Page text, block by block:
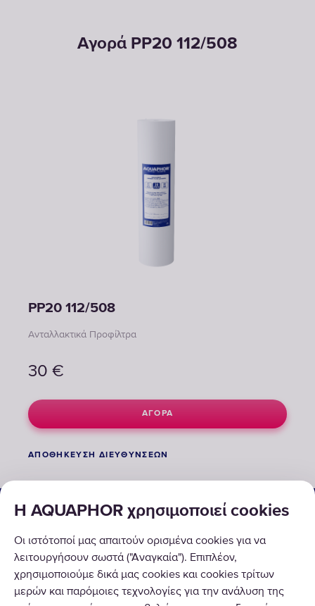
Αγορά PP20 112/508
PP20 112/508
Ανταλλακτικά Προφίλτρα
30 €
ΑΓΟΡΆ
ΑΠΟΘΉΚΕΥΣΗ ΔΙΕΥΘΎΝΣΕΩΝ
Η AQUAPHOR χρησιμοποιεί cookies
Οι ιστότοποί μας απαιτούν ορισμένα cookies για να
λειτουργήσουν σωστά ("Αναγκαία"). Επιπλέον,
χρησιμοποιούμε δικά μας cookies και cookies τρίτων
μερών και παρόμοιες τεχνολογίες για την ανάλυση της
ΟΙΚΙΑΚΕΣ & ΕΠΑΓΓΕΛΜΑΤΙΚΕΣ ΛΥΣΕΙΣ
ΠΡΟΪΟΝΤΑ
ΣΧΕΤΙΚΑ ΜΕ ΕΜΑΣ